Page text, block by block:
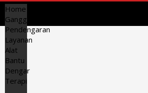
Home
Gangguan
Pendengaran
Layanan
Alat
Bantu
Dengar
Terapi